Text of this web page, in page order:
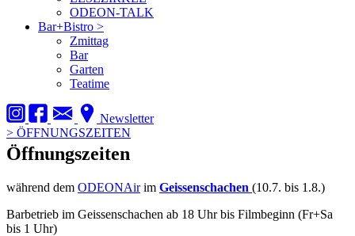
ODEON-TALK
Bar+Bistro >
Zmittag
Bar
Garten
Teatime
Newsletter
> ÖFFNUNGSZEITEN
Öffnungszeiten
während dem ODEONAirim Geissenschachen (10.7. bis 1.8.)
Barbetrieb im Geissenschachen ab 18 Uhr bis Filmbeginn (Fr+Sa
bis 1 Uhr)